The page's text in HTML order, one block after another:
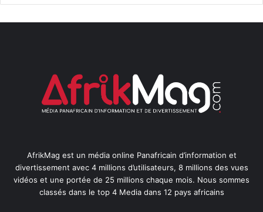
AfrikMag est un média online Panafricain d’information et
divertissement avec 4 millions d’utilisateurs, 8 millions des vues
vidéos et une portée de 25 millions chaque mois. Nous sommes
classés dans le top 4 Media dans 12 pays africains